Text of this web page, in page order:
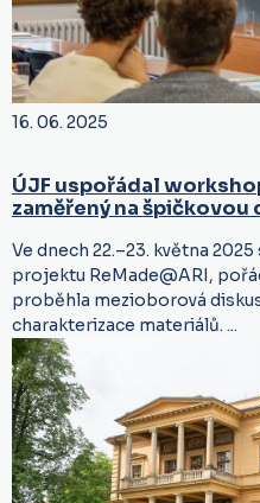
16. 06. 2025
ÚJF uspořádal
zaměřený na špičkovou
Ve dnech 22.–23. května
projektu ReMade@ARI,
proběhla mezioborová
charakterizace materiálů. ...